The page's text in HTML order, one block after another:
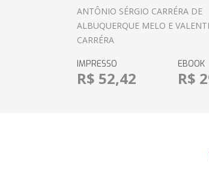
ANTÔNIO SÉRGIO CARRÉRA DE
ALBUQUERQUE MELO E
CARRÉRA
IMPRESSO
R$ 52,42
EBOOK
R$